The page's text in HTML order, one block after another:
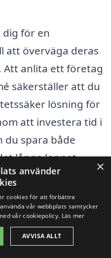
för en
att överväga deras
anlita ett företag
säkerställer att du
lösning för
att investera tid i
du spara både
långa loppet.
och utan
×
använder
cookies för att förbättra
vår webbplats samtycker
vår cookiepolicy. Läs mer
AVVISA ALLT